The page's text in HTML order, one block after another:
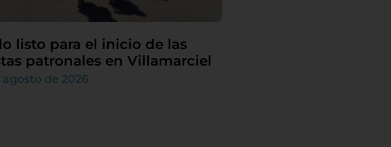
listo para el inicio de las
patronales en Villamarciel
agosto de 2026